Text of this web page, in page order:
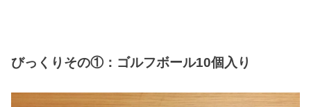
びっくりその①：ゴルフボール10個入り